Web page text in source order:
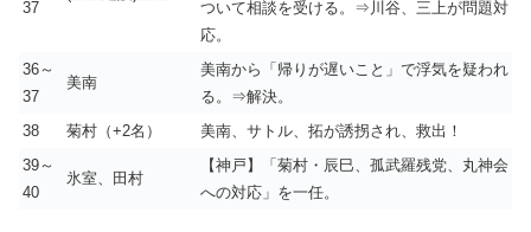
37
ついて相談を受ける。⇒川谷、三上が問題対
応。
36～
37
美南
美南から「帰りが遅いこと」で浮気を疑われ
る。⇒解決。
38
菊村（+2名）
美南、サトル、拓が誘拐され、救出！
39～
40
氷室、田村
【神戸】「菊村・辰巳、孤武羅残党、丸神会
への対応」を一任。